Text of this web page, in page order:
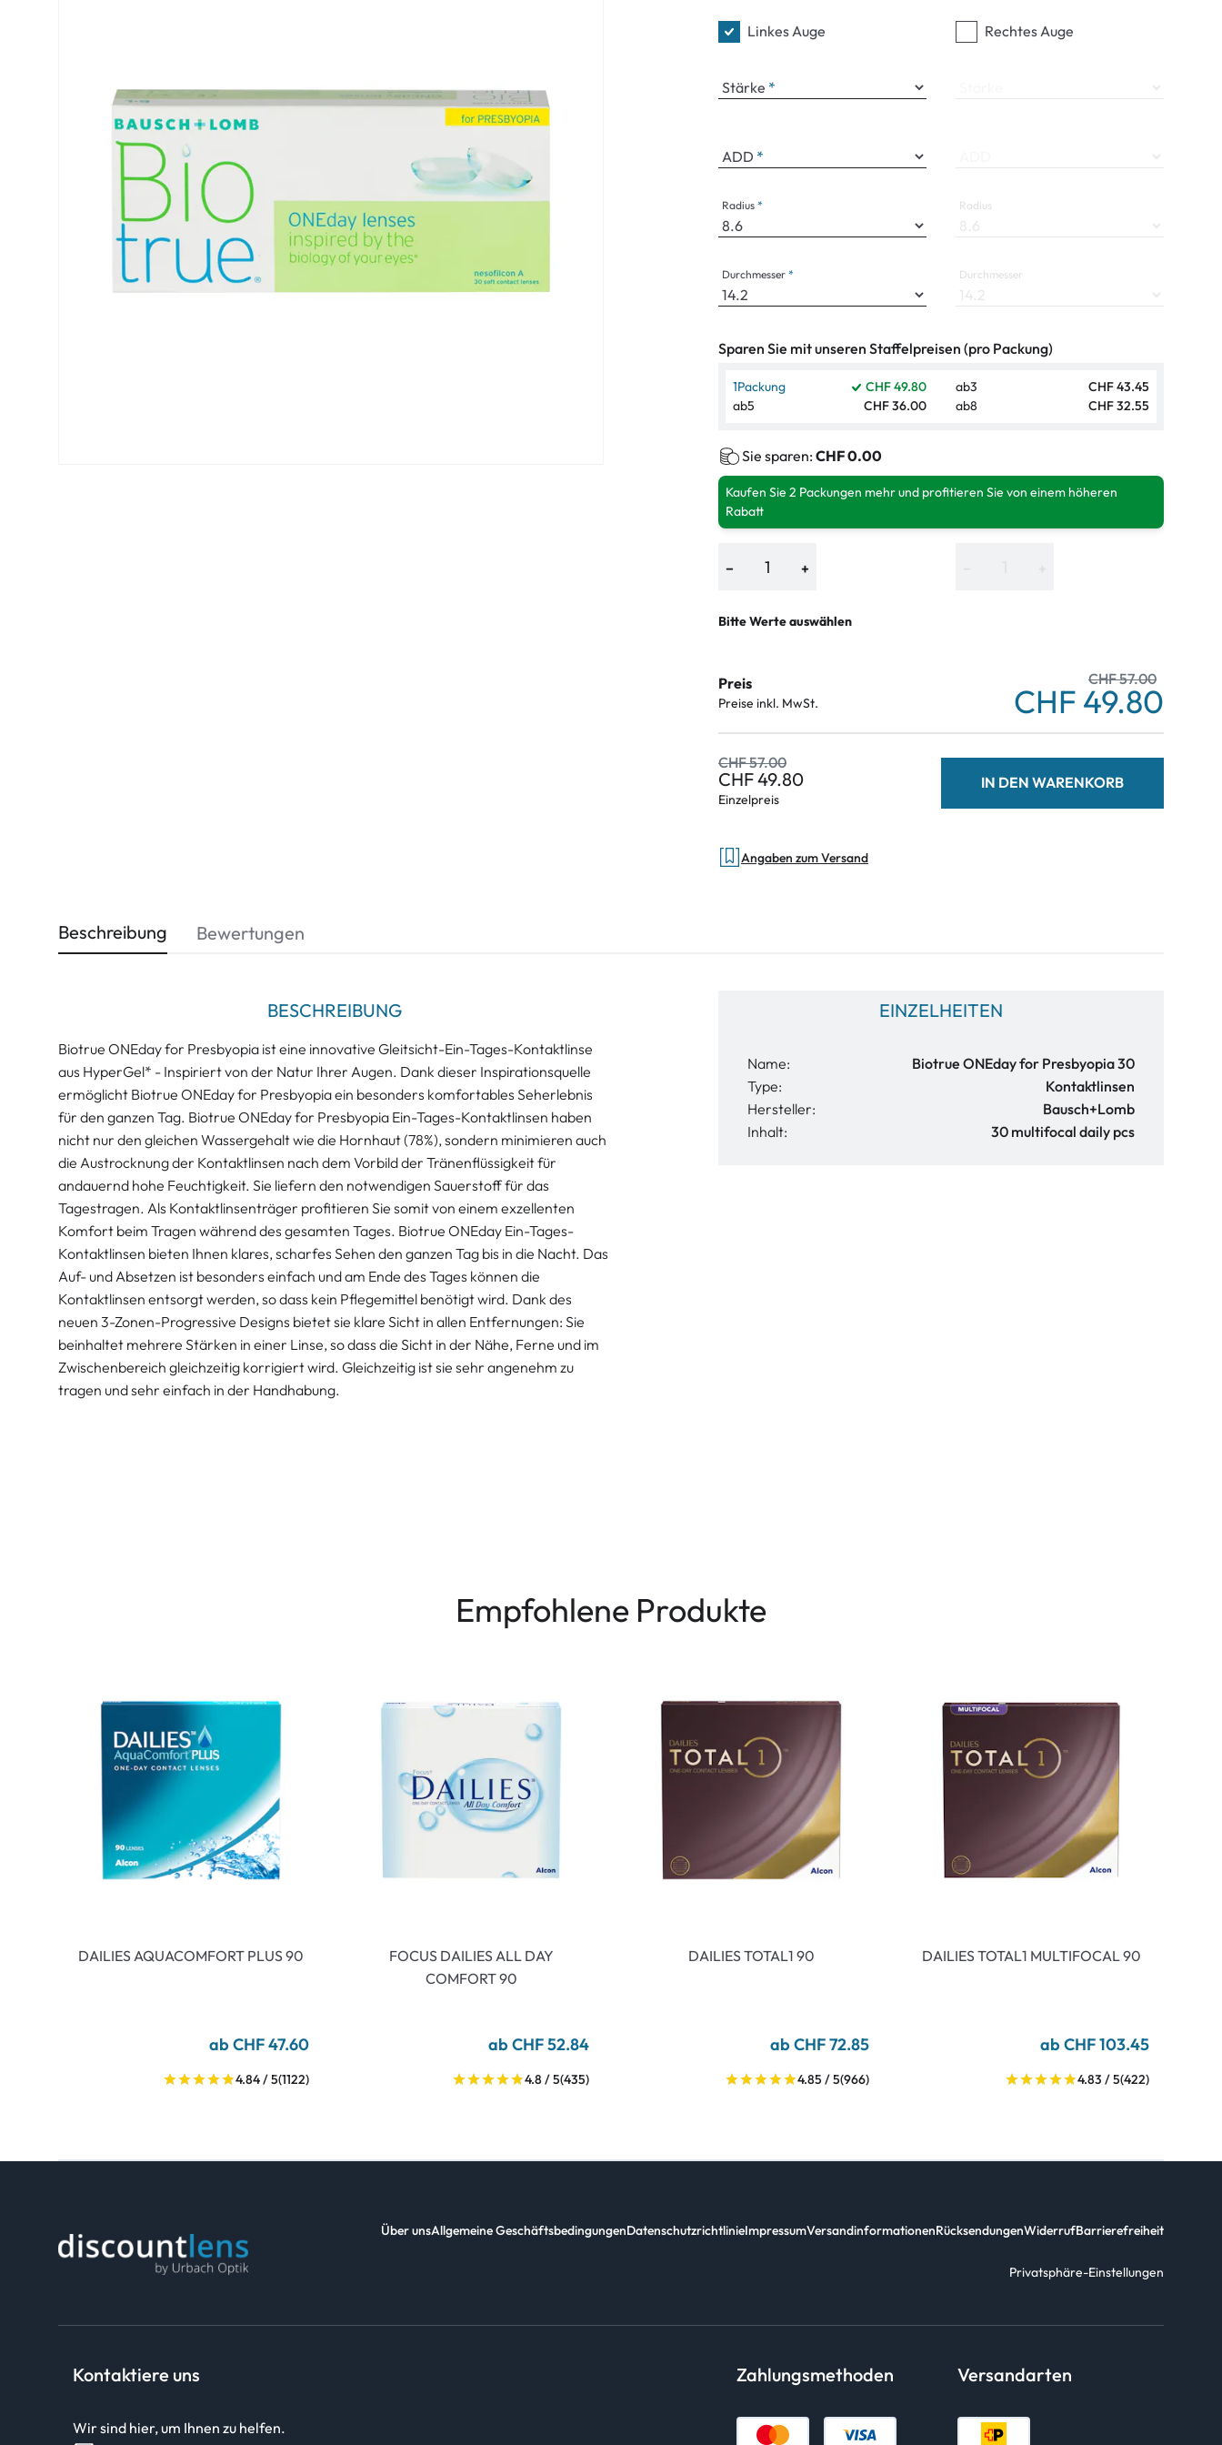
Precision
Biofinity
Proclear
Fusion
Ever Clean Plus
Linkes Auge
Stärke
ADD
Radius
Durchmesser
Rechtes Auge
Radius
Durchmesser
Sparen Sie mit unseren Staffelpreisen (pro Packung)
1Packung CHF 49.80 ab3
CHF 43.45
ab5 CHF 36.00 ab8 CHF 32.55
Sie sparen: CHF 0.00
Kaufen Sie 2 Packungen mehr und profitieren Sie von einem höheren
Rabatt
− +
Bitte Werte auswählen
Preis
Preise inkl. MwSt.
CHF 57.00
CHF 49.80
CHF 57.00
CHF 49.80
Einzelpreis
IN DEN WARENKORB
Angaben zum Versand
Beschreibung
BESCHREIBUNG
Biotrue ONEday for Presbyopia ist eine innovative Gleitsicht-Ein-Tages-Kontaktlinse
aus HyperGel* - Inspiriert von der Natur Ihrer Augen. Dank dieser Inspirationsquelle
ermöglicht Biotrue ONEday for Presbyopia ein besonders komfortables Seherlebnis
für den ganzen Tag. Biotrue ONEday for Presbyopia Ein-Tages-Kontaktlinsen haben
nicht nur den gleichen Wassergehalt wie die Hornhaut (78%), sondern minimieren auch
die Austrocknung der Kontaktlinsen nach dem Vorbild der Tränenflüssigkeit für
andauernd hohe Feuchtigkeit. Sie liefern den notwendigen Sauerstoff für das
Tagestragen. Als Kontaktlinsenträger profitieren Sie somit von einem exzellenten
Komfort beim Tragen während des gesamten Tages. Biotrue ONEday Ein-Tages-
Kontaktlinsen bieten Ihnen klares, scharfes Sehen den ganzen Tag bis in die Nacht. Das
Auf- und Absetzen ist besonders einfach und am Ende des Tages können die
Kontaktlinsen entsorgt werden, so dass kein Pflegemittel benötigt wird. Dank des
neuen 3-Zonen-Progressive Designs bietet sie klare Sicht in allen Entfernungen: Sie
beinhaltet mehrere Stärken in einer Linse, so dass die Sicht in der Nähe, Ferne und im
Zwischenbereich gleichzeitig korrigiert wird. Gleichzeitig ist sie sehr angenehm zu
tragen und sehr einfach in der Handhabung.
EINZELHEITEN
Name:
Biotrue ONEday for Presbyopia 30
Type:
Kontaktlinsen
Hersteller:
Bausch+Lomb
Inhalt:
30 multifocal daily pcs
Bewertungen
Empfohlene Produkte
DAILIES AQUACOMFORT PLUS 90
ab CHF 47.60
4.84 / 5(1122)
FOCUS DAILIES ALL DAY
COMFORT 90
ab CHF 52.84
4.8 / 5(435)
DAILIES TOTAL1 90
ab CHF 72.85
4.85 / 5(966)
DAILIES TOTAL1 MULTIFOCAL 90
ab CHF 103.45
4.83 / 5(422)
Über unsAllgemeine GeschäftsbedingungenDatenschutzrichtlinieImpressumVersandinformationenRücksendungenWiderrufBarrierefreiheit
Privatsphäre-Einstellungen
Kontaktiere uns
Wir sind hier, um Ihnen zu helfen.
Zahlungsmethoden Versandarten